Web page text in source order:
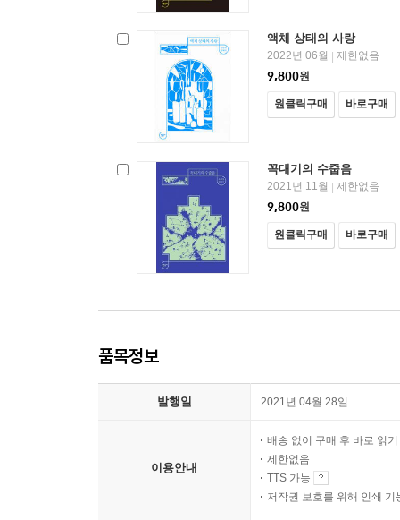
액체 상태의 사랑
2022년 06월
제한없음
9,800원
원클릭구매 바로구매
꼭대기의 수줍음
2021년 11월
제한없음
9,800원
원클릭구매 바로구매
품목정보
발행일 2021년 04월 28일
이용안내
배송 없이 구매 후 바로 읽기
제한없음
TTS 가능
저작권 보호를 위해 인쇄 기